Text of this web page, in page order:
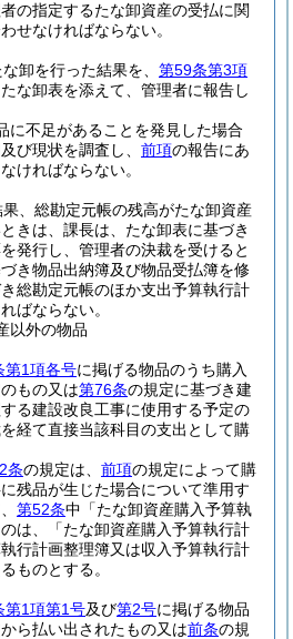
の指定するたな卸資産の受払に関
せなければならない。
卸を行った結果を、 第59条第3項
な卸表を添えて、管理者に報告し
に不足があることを発見した場合
び現状を調査し、 前項の報告にあ
ければならない。
、総勘定元帳の残高がたな卸資産
きは、課長は、たな卸表に基づき
発行し、管理者の決裁を受けると
き物品出納簿及び物品受払簿を修
総勘定元帳のほか支出予算執行計
ばならない。
以外の物品
第1項各号に掲げる物品のうち購入
もの又は第76条の規定に基づき建
る建設改良工事に使用する予定の
経て直接当該科目の支出として購
条の規定は、 前項の規定によって購
残品が生じた場合について準用す
第52条中「たな卸資産購入予算執
は、「たな卸資産購入予算執行計
行計画整理簿又は収入予算執行計
ものとする。
第1項第1号及び第2号に掲げる物品
ら払い出されたもの又は前条の規